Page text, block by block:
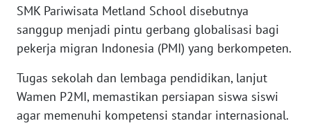
SMK Pariwisata Metland School disebutnya
sanggup menjadi pintu gerbang globalisasi bagi
pekerja migran Indonesia (PMI) yang berkompeten.
Tugas sekolah dan lembaga pendidikan, lanjut
Wamen P2MI, memastikan persiapan siswa siswi
agar memenuhi kompetensi standar internasional.
WN
JAMBI
SULTRA
WN